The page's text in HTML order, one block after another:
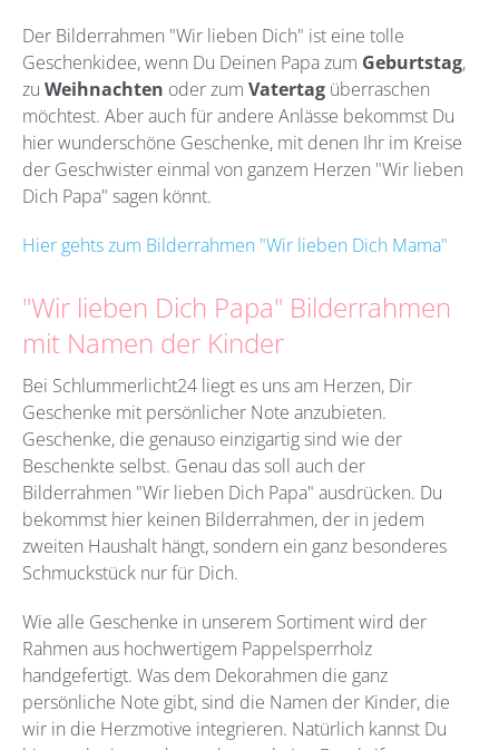
Der Bilderrahmen "Wir lieben Dich" ist eine tolle
Geschenkidee, wenn Du Deinen Papa zum Geburtstag,
zu Weihnachten oder zum Vatertag überraschen
möchtest. Aber auch für andere Anlässe bekommst Du
hier wunderschöne Geschenke, mit denen Ihr im Kreise
der Geschwister einmal von ganzem Herzen "Wir lieben
Dich Papa" sagen könnt.
Hier gehts zum Bilderrahmen "Wir lieben Dich Mama"
"Wir lieben Dich Papa" Bilderrahmen
mit Namen der Kinder
Bei Schlummerlicht24 liegt es uns am Herzen, Dir
Geschenke mit persönlicher Note anzubieten.
Geschenke, die genauso einzigartig sind wie der
Beschenkte selbst. Genau das soll auch der
Bilderrahmen "Wir lieben Dich Papa" ausdrücken. Du
bekommst hier keinen Bilderrahmen, der in jedem
zweiten Haushalt hängt, sondern ein ganz besonderes
Schmuckstück nur für Dich.
Wie alle Geschenke in unserem Sortiment wird der
Rahmen aus hochwertigem Pappelsperrholz
handgefertigt. Was dem Dekorahmen die ganz
persönliche Note gibt, sind die Namen der Kinder, die
wir in die Herzmotive integrieren. Natürlich kannst Du